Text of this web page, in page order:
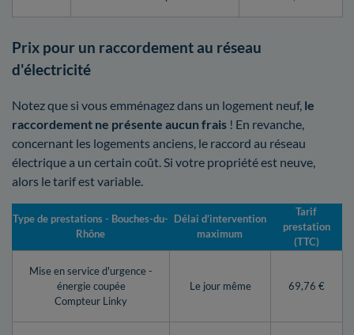
Prix pour un raccordement au réseau
d'électricité
Notez que si vous emménagez dans un logement neuf, le
raccordement ne présente aucun frais ! En revanche,
concernant les logements anciens, le raccord au réseau
électrique a un certain coût. Si votre propriété est neuve,
alors le tarif est variable.
Type de prestations - Bouches-du-
Rhône
Délai d’intervention
maximum
Tarif
prestation
(TTC)
Mise en service d'urgence -
énergie coupée
Compteur Linky
Le jour même 69,76 €